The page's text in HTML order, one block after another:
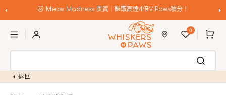
至
容
🐱 Meow Madness 獎賞｜賺取高達4倍VIPaws積分！
0
購
物
返回